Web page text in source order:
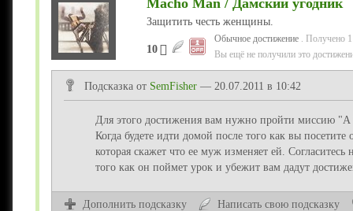
Macho Man / Дамский угодник
Защитить честь женщины.
10
Обычное достижение . Получено
Вы ещё не получили это
Подсказка от SemFisher — 20.07.2011 в 10:42
Для этого достижения вам нужно пройти миссию
Когда будете идти домой после того как вы
которая скажет что ее муж изменяет ей.
того как он поймет урок и убежит вам дадут
Дополнить подсказку Написать свою подсказку